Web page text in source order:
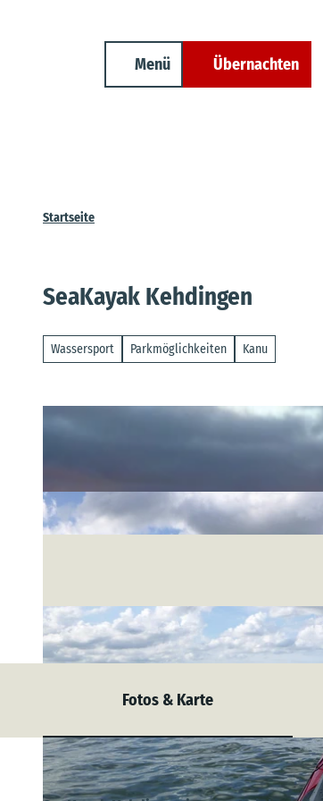
Menü Übernachten
Startseite
SeaKayak Kehdingen
Wassersport Parkmöglichkeiten Kanu
Fotos & Karte